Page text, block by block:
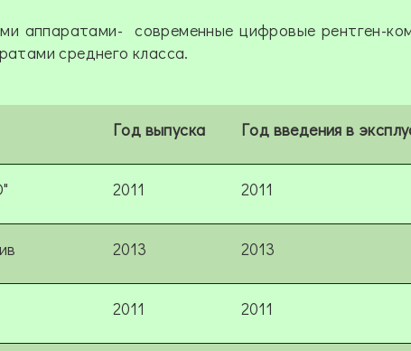
аппаратами- современные цифровые рентген-
среднего класса.
Год выпуска Год введения в
2011 2011
2013 2013
2011 2011